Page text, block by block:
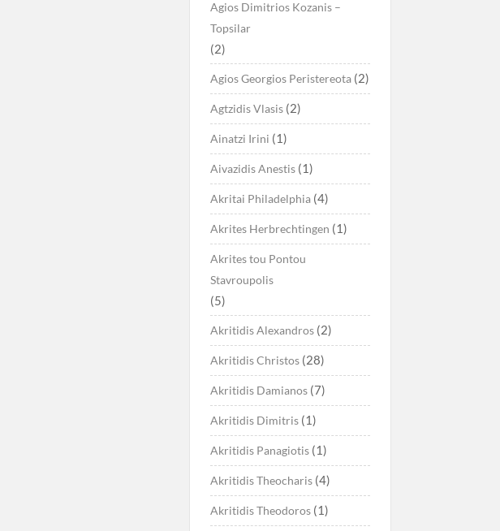
Agios Dimitrios Kozanis –
Topsilar
(2)
Agios Georgios Peristereota(2)
Agtzidis Vlasis(2)
Ainatzi Irini (1)
Aivazidis Anestis(1)
Akritai Philadelphia(4)
Akrites Herbrechtingen (1)
Akrites tou Pontou
Stavroupolis
(5)
Akritidis Alexandros(2)
Akritidis Christos(28)
Akritidis Damianos(7)
Akritidis Dimitris(1)
Akritidis Panagiotis(1)
Akritidis Theocharis(4)
Akritidis Theodoros(1)